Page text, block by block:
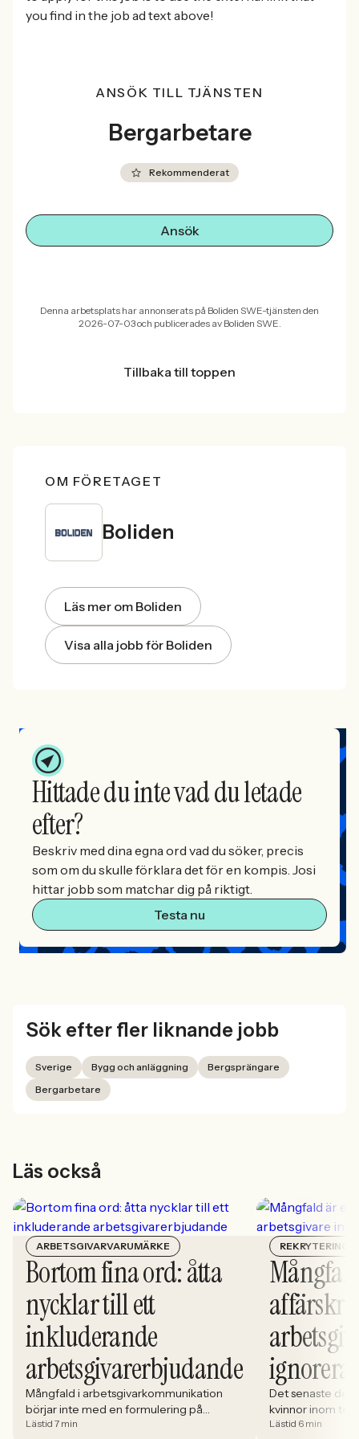
you find in the job ad text above!
ANSÖK TILL TJÄNSTEN
Bergarbetare
Rekommenderat
Ansök
Denna arbetsplats har annonserats på Boliden SWE-tjänsten den
2026-07-03 och publicerades av Boliden SWE.
Tillbaka till toppen
OM FÖRETAGET
Boliden
Läs mer om Boliden
Visa alla jobb för Boliden
Hittade du inte vad du letade
efter?
Beskriv med dina egna ord vad du söker, precis
som om du skulle förklara det för en kompis. Josi
hittar jobb som matchar dig på riktigt.
Testa nu
Sök efter fler liknande jobb
Sverige Bygg och anläggning
Bergsprängare
Bergarbetare
Läs också
ARBETSGIVARVARUMÄRKE
Bortom fina ord: åtta
nycklar till ett
inkluderande
arbetsgivarerbjudande
Mångfald i arbetsgivarkommunikation
börjar inte med en formulering på
karriärsidan. Den börjar i hur rekryteringen
Lästid 7 min
REKRYTERING
ignorera
Det senaste
kvinnor inom
stadigt på 30%.
Lästid 6 min